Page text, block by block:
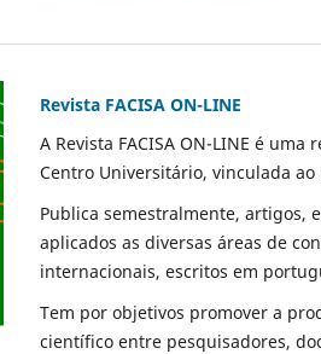
Revista FACISA ON-LINE
A Revista FACISA ON-LINE é
Centro Universitário, vinculada ao
Publica semestralmente, artigos,
aplicados as diversas áreas de
internacionais, escritos em
Tem por objetivos promover a
científico entre pesquisadores,